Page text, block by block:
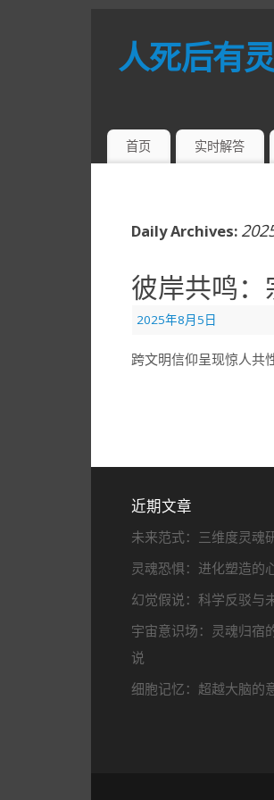
人死后有
首页 实时解答
Daily Archives:
彼岸共鸣
2025年8月5日
跨文明信仰呈现惊人共
近期文章
未来范式：三维度灵魂
灵魂恐惧：进化塑造的
幻觉假说：科学反驳与
宇宙意识场：灵魂归宿
说
细胞记忆：超越大脑的